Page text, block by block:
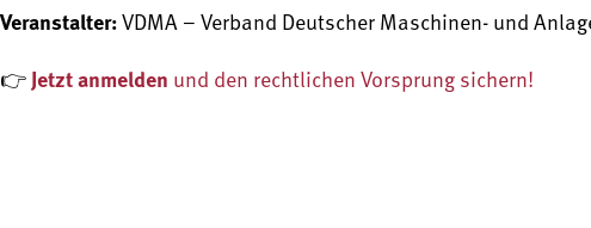
Veranstalter: VDMA – Verband Deutscher Maschinen- und
👉 Jetzt anmelden und den rechtlichen Vorsprung sichern!